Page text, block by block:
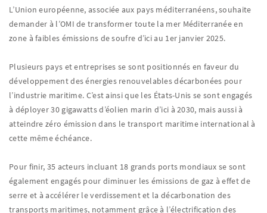
L’Union européenne, associée aux pays méditerranéens, souhaite
demander à l’OMI de transformer toute la mer Méditerranée en
zone à faibles émissions de soufre d’ici au 1er janvier 2025.
Plusieurs pays et entreprises se sont positionnés en faveur du
développement des énergies renouvelables décarbonées pour
l’industrie maritime. C’est ainsi que les États-Unis se sont engagés
à déployer 30 gigawatts d’éolien marin d’ici à 2030, mais aussi à
atteindre zéro émission dans le transport maritime international à
cette même échéance.
Pour finir, 35 acteurs incluant 18 grands ports mondiaux se sont
également engagés pour diminuer les émissions de gaz à effet de
serre et à accélérer le verdissement et la décarbonation des
transports maritimes, notamment grâce à l’électrification des